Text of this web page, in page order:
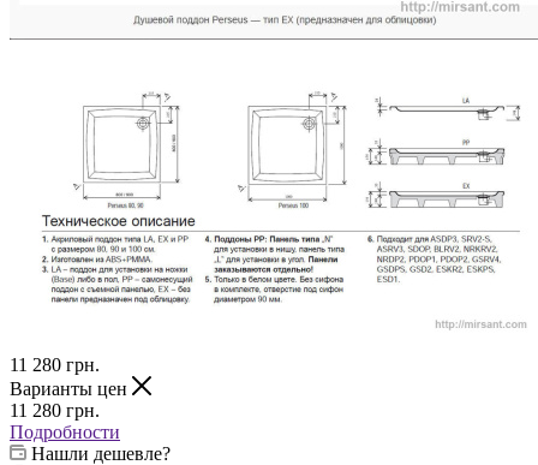
11 280 грн.
Варианты цен
11 280 грн.
Подробности
Нашли дешевле?